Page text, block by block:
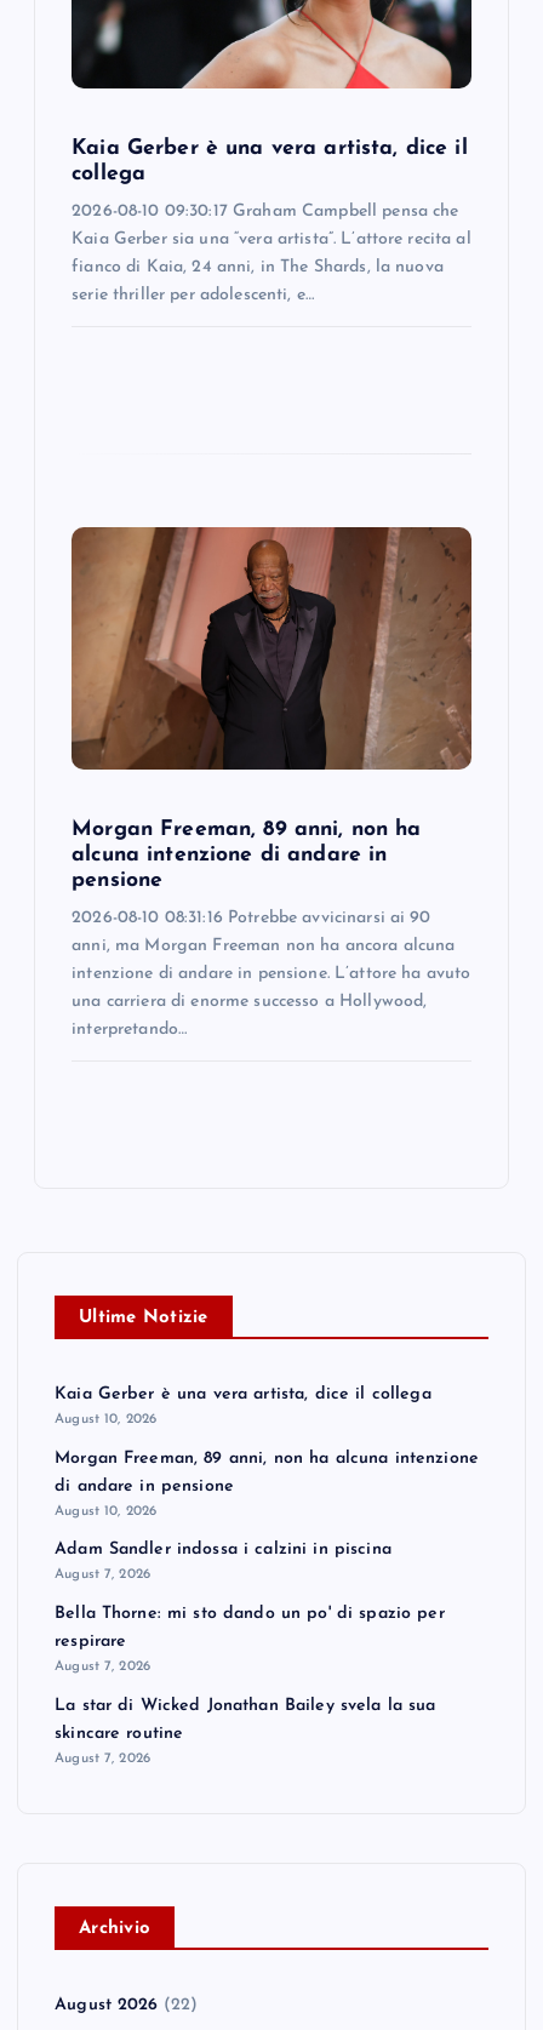
Kaia Gerber è una vera artista, dice il
collega
2026-08-10 09:30:17 Graham Campbell pensa che
Kaia Gerber sia una “vera artista”. L’attore recita al
fianco di Kaia, 24 anni, in The Shards, la nuova
serie thriller per adolescenti, e…
Morgan Freeman, 89 anni, non ha
alcuna intenzione di andare in
pensione
2026-08-10 08:31:16 Potrebbe avvicinarsi ai 90
anni, ma Morgan Freeman non ha ancora alcuna
intenzione di andare in pensione. L’attore ha avuto
una carriera di enorme successo a Hollywood,
interpretando…
Ultime Notizie
Kaia Gerber è una vera artista, dice il collega
August 10, 2026
Morgan Freeman, 89 anni, non ha alcuna intenzione
di andare in pensione
August 10, 2026
Adam Sandler indossa i calzini in piscina
August 7, 2026
Bella Thorne: mi sto dando un po' di spazio per
respirare
August 7, 2026
La star di Wicked Jonathan Bailey svela la sua
skincare routine
August 7, 2026
Archivio
August 2026 (22)